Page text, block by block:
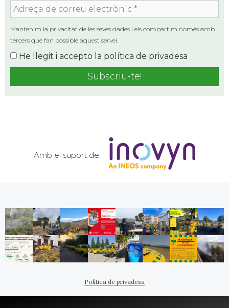
Adreça
de
correu
electrònic
*
Mantenim la privacitat de les seves dades i els compartim només amb
tercers que fan possible aquest servei.
He llegit i accepto la política de privadesa
Amb el suport de:
Política de privadesa